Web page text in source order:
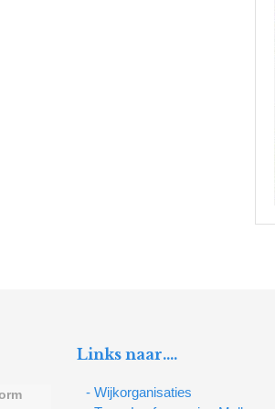
Links naar….
- Wijkorganisaties